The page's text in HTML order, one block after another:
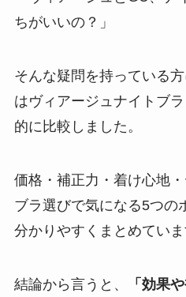
ちがいいの？」
そんな疑問を持っている
はヴィアージュナイトブ
的に比較しました。
価格・補正力・着け心地
ブラ選びで気になる5つの
分かりやすくまとめていま
結論から言うと、
「効果